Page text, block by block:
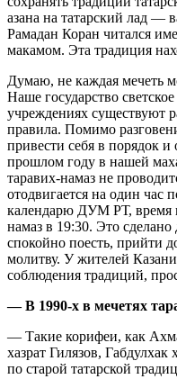
азана на татарский лад —
Рамадан Коран читался
макамом. Эта традиция
Думаю, не каждая мечеть
Наше государство
учреждениях существуют
правила. Помимо
привести себя в порядок и
прошлом году в нашей
таравих-намаз не
отодвигается на один час
календарю ДУМ РТ, время
намаз в 19:30. Это
спокойно поесть, прийти
молитву. У жителей
соблюдения традиций,
— В 1990-х в мечетях
— Такие корифеи, как
хазрат Гилязов,
по старой татарской